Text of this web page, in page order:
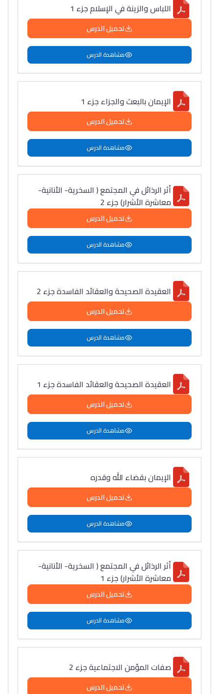
اللباس والزينة في الإسلام جزء 1
تحميل الدرس
مشاهدة الدرس
الإيمان بالبعث والجزاء جزء 1
تحميل الدرس
مشاهدة الدرس
أثر الرذائل في المجتمع ( السخرية- الأنانية-
معاشرة الأشرار) جزء 2
تحميل الدرس
مشاهدة الدرس
العقيدة الصحيحة والعقائد الفاسدة جزء 2
تحميل الدرس
مشاهدة الدرس
العقيدة الصحيحة والعقائد الفاسدة جزء 1
تحميل الدرس
مشاهدة الدرس
الإيمان بقضاء الله وقدره
تحميل الدرس
مشاهدة الدرس
أثر الرذائل في المجتمع ( السخرية- الأنانية-
معاشرة الأشرار) جزء 1
تحميل الدرس
مشاهدة الدرس
صفات المؤمن الاجتماعية جزء 2
تحميل الدرس